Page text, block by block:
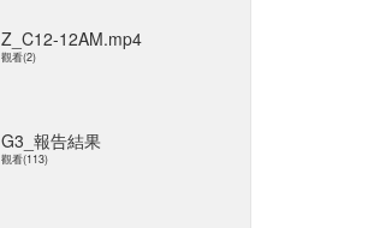
Z_C12-12AM.mp4
觀看(2)
G3_報告結果
觀看(113)